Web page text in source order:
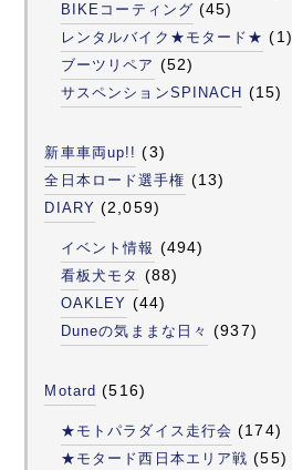
BIKEコーティング (45)
レンタルバイク★モタード★ (1)
ブーツリペア (52)
サスペンションSPINACH (15)
新車車両up!! (3)
全日本ロード選手権 (13)
DIARY (2,059)
イベント情報 (494)
看板犬モタ (88)
OAKLEY (44)
Duneの気ままな日々 (937)
Motard (516)
★モトパラダイス走行会 (174)
★モタード西日本エリア戦 (55)